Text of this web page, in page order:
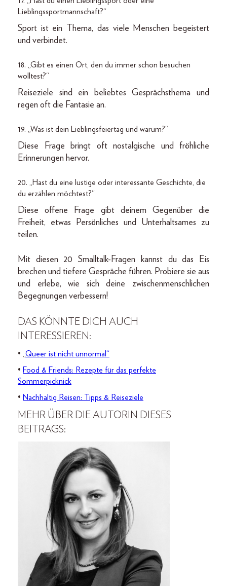
Lieblingssportmannschaft?“
Sport ist ein Thema, das viele Menschen begeistert
und verbindet.
18. „Gibt es einen Ort, den du immer schon besuchen
wolltest?“
Reiseziele sind ein beliebtes Gesprächsthema und
regen oft die Fantasie an.
19. „Was ist dein Lieblingsfeiertag und warum?“
Diese Frage bringt oft nostalgische und fröhliche
Erinnerungen hervor.
20. „Hast du eine lustige oder interessante Geschichte, die
du erzählen möchtest?“
Diese offene Frage gibt deinem Gegenüber die
Freiheit, etwas Persönliches und Unterhaltsames zu
teilen.
Mit diesen 20 Smalltalk-Fragen kannst du das Eis
brechen und tiefere Gespräche führen. Probiere sie aus
und erlebe, wie sich deine zwischenmenschlichen
Begegnungen verbessern!
DAS KÖNNTE DICH AUCH
INTERESSIEREN:
• „ Queer ist nicht unnormal“
• Food & Friends: Rezepte für das perfekte
Sommerpicknick
• Nachhaltig Reisen: Tipps & Reiseziele
MEHR ÜBER DIE AUTORIN DIESES
BEITRAGS: